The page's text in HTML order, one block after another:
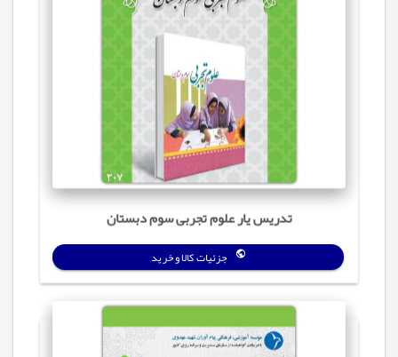
تدریس‌ یار علوم تجربی سوم دبستان
جزئیات کالا و خرید